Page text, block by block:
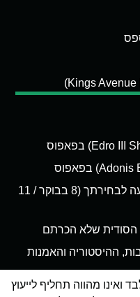
סיור סגוויי בפאפוס עם מדריך בשעה לבחירתך (8 בבוקר / 11
הסודית שלא הכרתם
ההיסטוריה והאמנות
מהווה תחליף לייעוץ